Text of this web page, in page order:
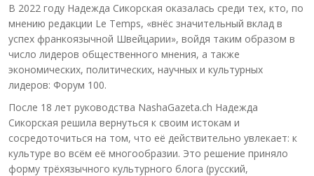
В 2022 году Надежда Сикорская оказалась среди тех, кто, по
мнению редакции Le Temps, «внёс значительный вклад в
успех франкоязычной Швейцарии», войдя таким образом в
число лидеров общественного мнения, а также
экономических, политических, научных и культурных
лидеров: Форум 100.
После 18 лет руководства NashaGazeta.ch Надежда
Сикорская решила вернуться к своим истокам и
сосредоточиться на том, что её действительно увлекает: к
культуре во всём её многообразии. Это решение приняло
форму трёхязычного культурного блога (русский,